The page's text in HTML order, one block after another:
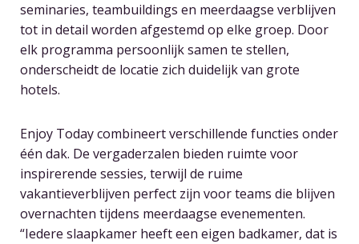
seminaries, teambuildings en meerdaagse verblijven
tot in detail worden afgestemd op elke groep. Door
elk programma persoonlijk samen te stellen,
onderscheidt de locatie zich duidelijk van grote
hotels.
Enjoy Today combineert verschillende functies onder
één dak. De vergaderzalen bieden ruimte voor
inspirerende sessies, terwijl de ruime
vakantieverblijven perfect zijn voor teams die blijven
overnachten tijdens meerdaagse evenementen.
“Iedere slaapkamer heeft een eigen badkamer, dat is